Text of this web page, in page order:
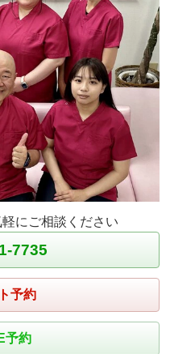
にご相談ください
7735
予約
予約